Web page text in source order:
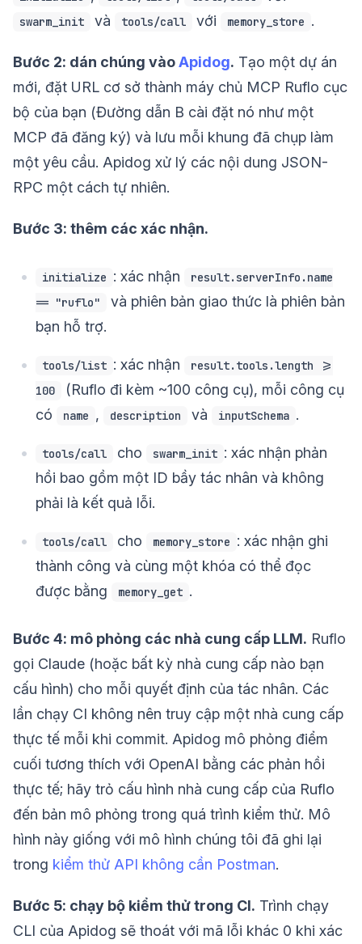
swarm_init và tools/call với memory_store .
Bước 2: dán chúng vàoApidog. Tạo một dự án
mới, đặt URL cơ sở thành máy chủ MCP Ruflo cục
bộ của bạn (Đường dẫn B cài đặt nó như một
MCP đã đăng ký) và lưu mỗi khung đã chụp làm
một yêu cầu. Apidog xử lý các nội dung JSON-
RPC một cách tự nhiên.
Bước 3: thêm các xác nhận.
initialize : xác nhận
result.serverInfo.name
== "ruflo"
và phiên bản giao thức là phiên bản
bạn hỗ trợ.
tools/list : xác nhận
result.tools.length >=
100
(Ruflo đi kèm ~100 công cụ), mỗi công cụ
có
name , description và inputSchema .
tools/call cho swarm_init : xác nhận phản
hồi bao gồm một ID bầy tác nhân và không
phải là kết quả lỗi.
tools/call cho memory_store : xác nhận ghi
thành công và cùng một khóa có thể đọc
được bằng
memory_get .
Bước 4: mô phỏng các nhà cung cấp LLM. Ruflo
gọi Claude (hoặc bất kỳ nhà cung cấp nào bạn
cấu hình) cho mỗi quyết định của tác nhân. Các
lần chạy CI không nên truy cập một nhà cung cấp
thực tế mỗi khi commit. Apidog mô phỏng điểm
cuối tương thích với OpenAI bằng các phản hồi
thực tế; hãy trỏ cấu hình nhà cung cấp của Ruflo
đến bản mô phỏng trong quá trình kiểm thử. Mô
hình này giống với mô hình chúng tôi đã ghi lại
trong kiểm thử API không cần Postman.
Bước 5: chạy bộ kiểm thử trong CI. Trình chạy
CLI của Apidog sẽ thoát với mã lỗi khác 0 khi xác